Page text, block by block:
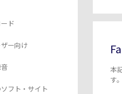
ド
ー向け
フト・サイト
本
す。